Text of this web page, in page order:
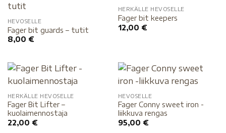
HEVOSELLE
Fager bit guards – tutit
8,00 €
HERKÄLLE HEVOSELLE
Fager bit keepers
12,00 €
HERKÄLLE HEVOSELLE
Fager Bit Lifter –
kuolaimennostaja
22,00 €
HEVOSELLE
Fager Conny sweet iron -
liikkuva rengas
95,00 €